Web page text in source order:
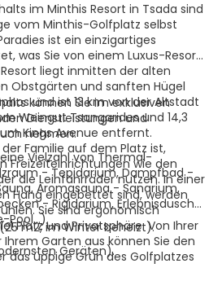
im Minthis Resort in Tsada sind
vom Minthis-Golfplatz selbst
ist ein einzigartiges
was Sie von einem Luxus-Resort
liegt inmitten der alten
Obstgärten und sanften Hügel
und ist 13 km von der Altstadt
Weingut Tsangarides und 14,3
Kings Avenue entfernt.
Familie auf dem Platz ist,
Freizeiteinrichtungen wie den
die Leihfahrräder nutzen. In einer
Hang eingebettet sind, werden
Sie sind ergonomisch
Platz und Privatsphäre. Von Ihrer
Garten aus können Sie den
das üppige Grün des Golfplatzes
können Sie im exklusiven
Dienstleistungen und
nehmen:
Vielzahl von Thermal-
- Tepidarium, Dampfbad -
Aromasauna - Sanarium,
- Rigidarium, Erlebnisdusche,
Pool...).
m2, im Winter beheizt).
Geräten).